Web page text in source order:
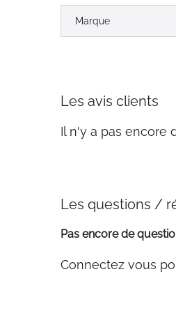
Marque
Les avis clients
Il n'y a pas encore
Les questions /
Pas encore de
Connectez vous